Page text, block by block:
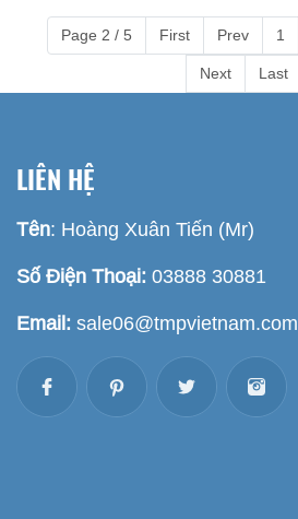
Page 2 / 5 First Prev 1
Next Last
LIÊN HỆ
Tên: Hoàng Xuân Tiến (Mr)
Số Điện Thoại: 03888 30881
Email: sale06@tmpvietnam.com